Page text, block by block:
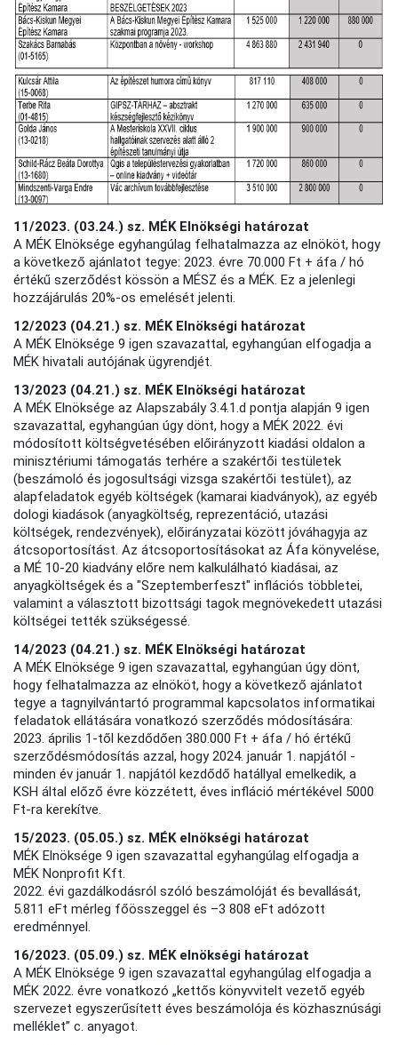
11/2023. (03.24.) sz. MÉK Elnökségi határozat
A MÉK Elnöksége egyhangúlag felhatalmazza az elnököt, hogy
a következő ajánlatot tegye: 2023. évre 70.000 Ft + áfa / hó
értékű szerződést kössön a MÉSZ és a MÉK. Ez a jelenlegi
hozzájárulás 20%-os emelését jelenti.
12/2023 (04.21.)sz. MÉK Elnökségi határozat
A MÉK Elnöksége 9 igen szavazattal, egyhangúan elfogadja a
MÉK hivatali autójának ügyrendjét.
13/2023 (04.21.)sz. MÉK Elnökségi határozat
A MÉK Elnöksége az Alapszabály 3.4.1.d pontja alapján 9 igen
szavazattal, egyhangúan úgy dönt, hogy a MÉK 2022. évi
módosított költségvetésében előirányzott kiadási oldalon a
minisztériumi támogatás terhére a szakértői testületek
(beszámoló és jogosultsági vizsga szakértői testület), az
alapfeladatok egyéb költségek (kamarai kiadványok), az egyéb
dologi kiadások (anyagköltség, reprezentáció, utazási
költségek, rendezvények), előirányzatai között jóváhagyja az
átcsoportosítást. Az átcsoportosításokat az Áfa könyvelése,
a MÉ 10-20 kiadvány előre nem kalkulálható kiadásai, az
anyagköltségek és a "Szeptemberfeszt" inflációs többletei,
valamint a választott bizottsági tagok megnövekedett utazási
költségei tették szükségessé.
14/2023 (04.21.)sz. MÉK Elnökségi határozat
A MÉK Elnöksége 9 igen szavazattal, egyhangúan úgy dönt,
hogy felhatalmazza az elnököt, hogy a következő ajánlatot
tegye a tagnyilvántartó programmal kapcsolatos informatikai
feladatok ellátására vonatkozó szerződés módosítására:
2023. április 1-től kezdődően 380.000 Ft + áfa / hó értékű
szerződésmódosítás azzal, hogy 2024. január 1. napjától -
minden év január 1. napjától kezdődő hatállyal emelkedik, a
KSH által előző évre közzétett, éves infláció mértékével 5000
Ft-ra kerekítve.
15/2023. (05.05.) sz. MÉK elnökségi határozat
MÉK Elnöksége 9 igen szavazattal egyhangúlag elfogadja a
MÉK Nonprofit Kft.
2022. évi gazdálkodásról szóló beszámolóját és bevallását,
5.811 eFt mérleg főösszeggel és –3 808 eFt adózott
eredménnyel.
16/2023. (05.09.) sz. MÉK elnökségi határozat
A MÉK Elnöksége 9 igen szavazattal egyhangúlag elfogadja a
MÉK 2022. évre vonatkozó „kettős könyvvitelt vezető egyéb
szervezet egyszerűsített éves beszámolója és közhasznúsági
melléklet” c. anyagot.